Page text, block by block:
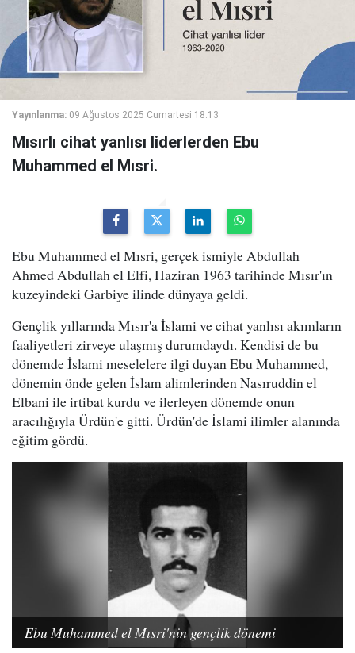
Yayınlanma: 09 Ağustos 2025 Cumartesi 18:13
Mısırlı cihat yanlısı liderlerden Ebu
Muhammed el Mısri.
Ebu Muhammed el Mısri, gerçek ismiyle Abdullah
Ahmed Abdullah el Elfi, Haziran 1963 tarihinde Mısır'ın
kuzeyindeki Garbiye ilinde dünyaya geldi.
Gençlik yıllarında Mısır'a İslami ve cihat yanlısı akımların
faaliyetleri zirveye ulaşmış durumdaydı. Kendisi de bu
dönemde İslami meselelere ilgi duyan Ebu Muhammed,
dönemin önde gelen İslam alimlerinden Nasıruddin el
Elbani ile irtibat kurdu ve ilerleyen dönemde onun
aracılığıyla Ürdün'e gitti. Ürdün'de İslami ilimler alanında
eğitim gördü.
Ebu Muhammed el Mısri'nin gençlik dönemi